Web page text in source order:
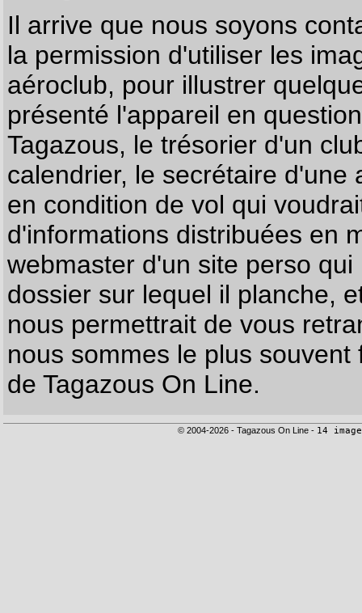
Il arrive que nous soyons
la permission d'utiliser les
aéroclub, pour illustrer
présenté l'appareil en
Tagazous, le trésorier d'un
calendrier, le secrétaire
en condition de vol qui
d'informations distribuées en
webmaster d'un site perso
dossier sur lequel il planche,
nous permettrait de vous
nous sommes le plus
de Tagazous On Line.
© 2004-2026 - Tagazous On Line - 14